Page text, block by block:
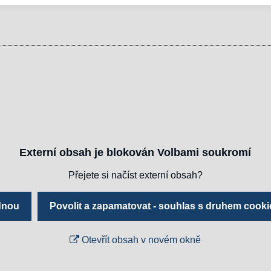
Externí obsah je blokován Volbami soukromí
Přejete si načíst externí obsah?
Povolit a zapamatovat - souhlas s druhem
Otevřít obsah v novém okně